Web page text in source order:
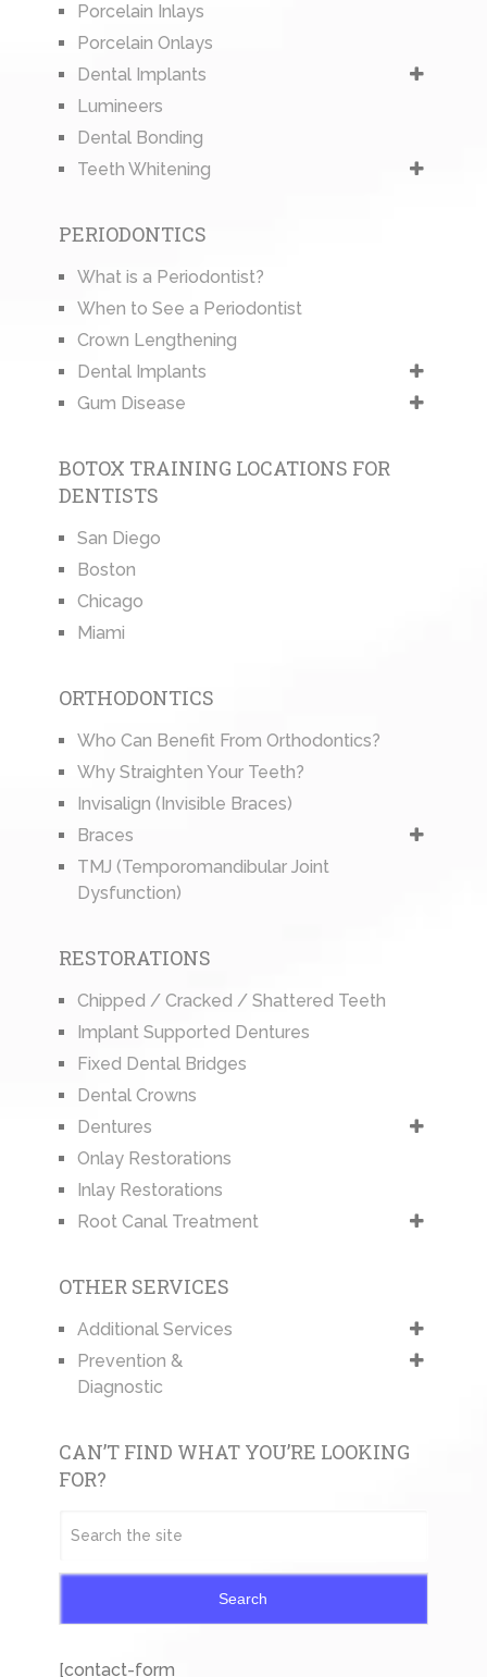
Porcelain Inlays
Porcelain Onlays
Dental Implants
Lumineers
Dental Bonding
Teeth Whitening
PERIODONTICS
What is a Periodontist?
When to See a Periodontist
Crown Lengthening
Dental Implants
Gum Disease
BOTOX TRAINING LOCATIONS FOR
DENTISTS
San Diego
Boston
Chicago
Miami
ORTHODONTICS
Who Can Benefit From Orthodontics?
Why Straighten Your Teeth?
Invisalign (Invisible Braces)
Braces
TMJ (Temporomandibular Joint
Dysfunction)
RESTORATIONS
Chipped / Cracked / Shattered Teeth
Implant Supported Dentures
Fixed Dental Bridges
Dental Crowns
Dentures
Onlay Restorations
Inlay Restorations
Root Canal Treatment
OTHER SERVICES
Additional Services
Prevention &
Diagnostic
CAN’T FIND WHAT YOU’RE LOOKING
FOR?
Search
[contact-form